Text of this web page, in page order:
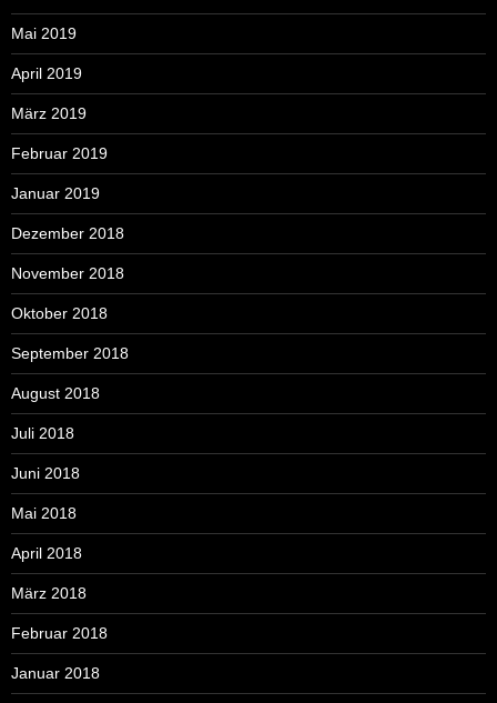
Mai 2019
April 2019
März 2019
Februar 2019
Januar 2019
Dezember 2018
November 2018
Oktober 2018
September 2018
August 2018
Juli 2018
Juni 2018
Mai 2018
April 2018
März 2018
Februar 2018
Januar 2018